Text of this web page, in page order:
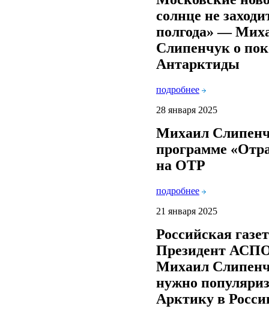
солнце не
полгода» —
Слипенчук о
Антарктиды
подробнее
28 января 2025
Михаил
программе
на ОТР
подробнее
21 января 2025
Российская
Президент
Михаил
нужно
Арктику в